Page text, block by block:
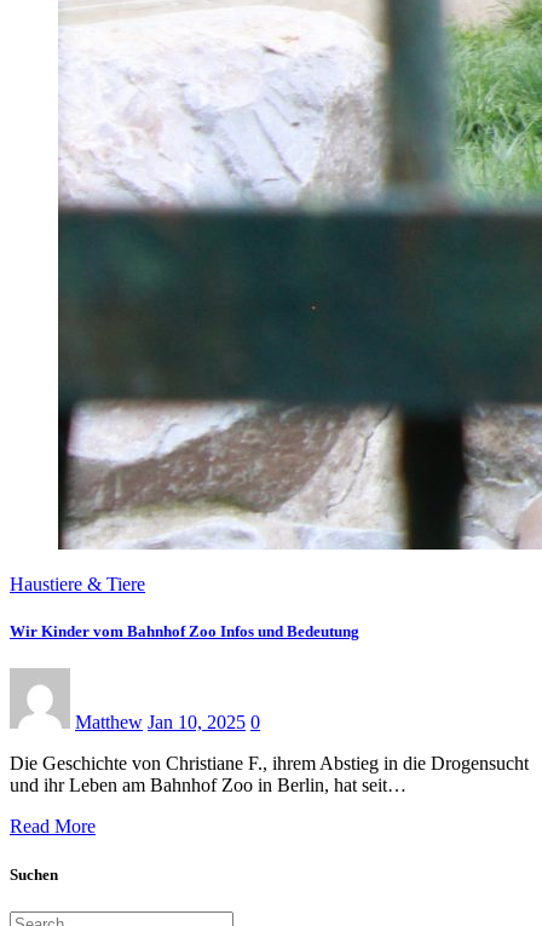
Haustiere & Tiere
Wir Kinder vom Bahnhof Zoo Infos und Bedeutung
Matthew Jan 10, 2025 0
Die Geschichte von Christiane F., ihrem Abstieg in die Drogensucht
und ihr Leben am Bahnhof Zoo in Berlin, hat seit…
Read More
Suchen